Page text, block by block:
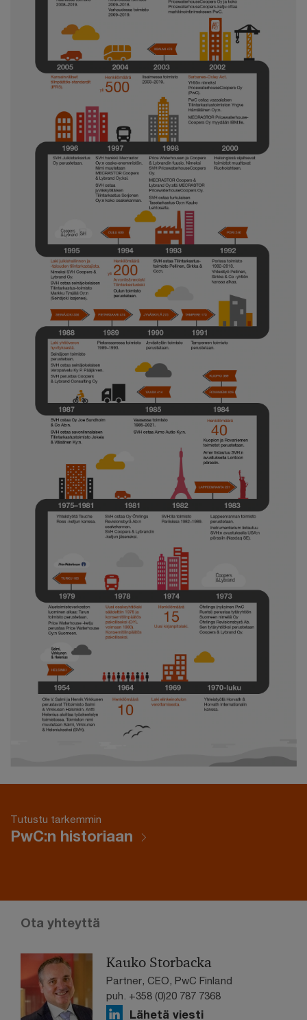
Tutustu tarkemmin
PwC:n historiaan
Ota yhteyttä
Kauko Storbacka
Partner, CEO, PwC Finland
puh. +358 (0)20 787 7368
Lähetä viesti